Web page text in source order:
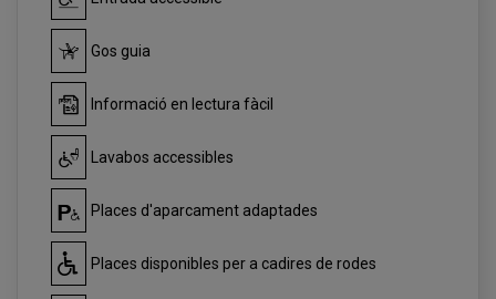
Gos guia
Informació en lectura fàcil
Lavabos accessibles
Places d'aparcament adaptades
Places disponibles per a cadires de rodes